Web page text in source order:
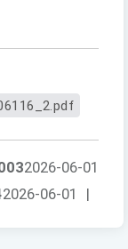
2026-06-01
2026-06-01 |